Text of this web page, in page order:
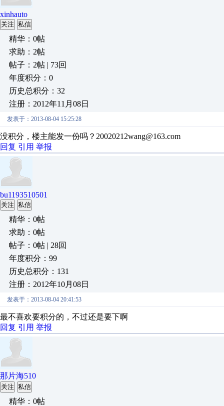
xinhauto
关注 私信
精华：0帖
求助：2帖
帖子：2帖 | 73回
年度积分：0
历史总积分：32
注册：2012年11月08日
发表于：2013-08-04 15:25:28
没积分，楼主能发一份吗？20020212wang@163.com
回复 引用 举报
bu1193510501
关注 私信
精华：0帖
求助：0帖
帖子：0帖 | 28回
年度积分：99
历史总积分：131
注册：2012年10月08日
发表于：2013-08-04 20:41:53
最不喜欢要积分的，不过还是要下啊
回复 引用 举报
那片海510
关注 私信
精华：0帖